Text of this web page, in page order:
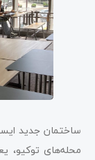
محله‌های توکیو،